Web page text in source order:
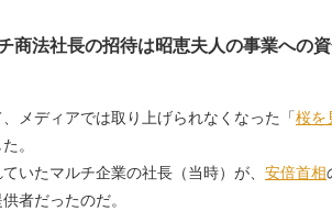
商法社長の招待は昭恵夫人の事業への
メディアでは取り上げられなくなった「桜を
。
いたマルチ企業の社長（当時）が、 安倍首相
者だったのだ。